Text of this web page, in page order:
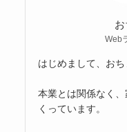
お
Web
はじめまして、おち
本業とは関係なく
くっています。